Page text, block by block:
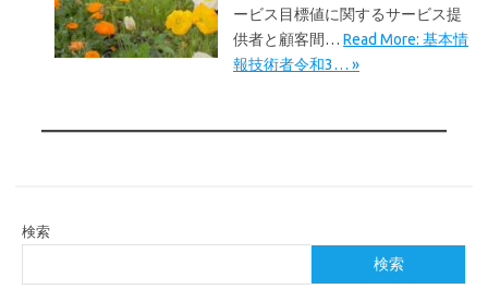
ービス目標値に関するサービス提
供者と顧客間… Read More: 基本情
報技術者令和3… »
検索
検索